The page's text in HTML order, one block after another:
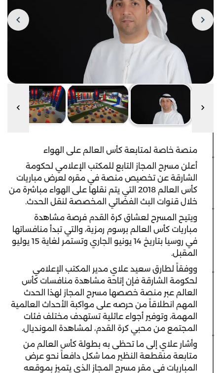
منصة خاصة لمتابعة كأس العالم على الهواء
أعلن مسرح المجاز التابع للمكتب الإعلامي لحكومة
الشارقة عن تخصيص منصة في مقره لعرض مباريات
كأس العالم 2018 التي يتم نقلها على الهواء مباشرة من
خلال قنوات البث الفضائي المخصصة لنقل الحدث.
ويتيح المسرح لعشاق كرة القدم فرصة مشاهدة
مباريات كأس العالم برسوم رمزية، والتي تبدأ منافساتها
في روسيا بتاريخ 14 يونيو الجاري وتستمر لغاية 15 يوليو
المقبل.
ووفقاً لطارق سعيد علاي مدير المكتب الإعلامي
لحكومة الشارقة فإن إتاحة مشاهدة منافسات كأس
العالم عبر منصة خصصها مسرح المجاز لهذا الحدث
المهم انطلاقاً من حرصه على مواكبة الأحداث العالمية
المهمة، وتوفير أجواء عائلية تستهدف مختلف فئات
المجتمع من محبي كرة القدم، لمشاهدة المونديال.
وأشار علاي إلى ما تحظى به بطولة كأس العالم من
متابعة منقطعة النظير مما شكل دافعاً نحو عرض
المباريات في مقر مسرح المجاز الذي يتميز بموقعه